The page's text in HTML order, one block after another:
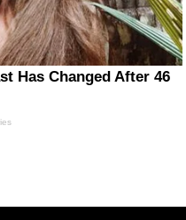
Has Changed After 46